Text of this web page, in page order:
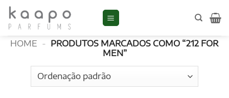
Skip
content
212 for men
HOME - PRODUTOS MARCADOS COMO “212 FOR
MEN”